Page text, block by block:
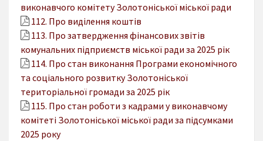
виконавчого комітету Золотоніської міської ради
112. Про виділення коштів
113. Про затвердження фінансових звітів
комунальних підприємств міської ради за 2025 рік
114. Про стан виконання Програми економічного
та соціального розвитку Золотоніської
територіальної громади за 2025 рік
115. Про стан роботи з кадрами у виконавчому
комітеті Золотоніської міської ради за підсумками
2025 року